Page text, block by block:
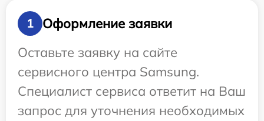
1
Оформление заявки
Оставьте заявку на сайте
сервисного центра Samsung.
Специалист сервиса ответит на Ваш
запрос для уточнения необходимых